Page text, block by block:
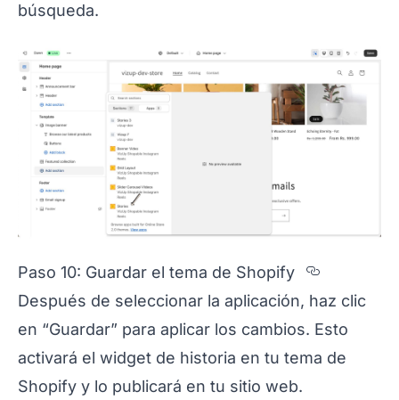
búsqueda.
Paso 10: Guardar el tema de Shopify
Section
Después de seleccionar la aplicación, haz clic
en “Guardar” para aplicar los cambios. Esto
activará el widget de historia en tu tema de
Shopify y lo publicará en tu sitio web.